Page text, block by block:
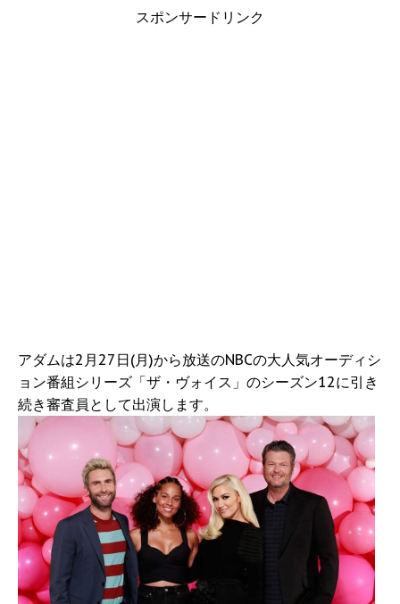
スポンサードリンク
アダムは2月27日(月)から放送のNBCの大人気オーディシ
ョン番組シリーズ「ザ・ヴォイス」のシーズン12に引き
続き審査員として出演します。